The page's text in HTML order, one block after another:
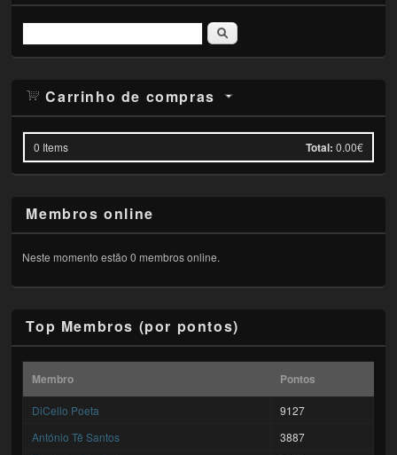
Pesquisar
Carrinho de compras
0 Items Total: 0.00€
Membros online
Neste momento estão 0 membros online.
Top Membros (por pontos)
Membro Pontos
DiCello Poeta
9127
António Tê Santos
3887